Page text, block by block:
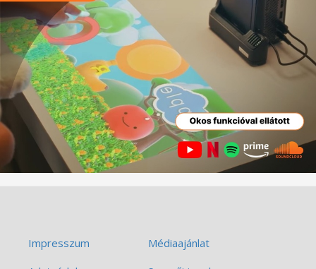
Impresszum
Médiaajánlat